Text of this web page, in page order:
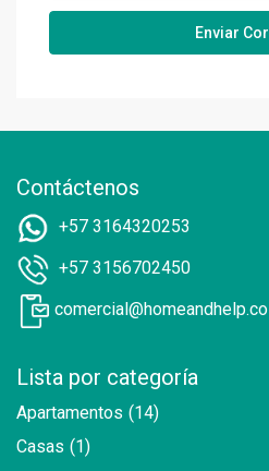
Contáctenos
+57 3164320253
+57 3156702450
comercial@homeandhelp.co
Lista por categoría
Apartamentos (14)
Casas (1)